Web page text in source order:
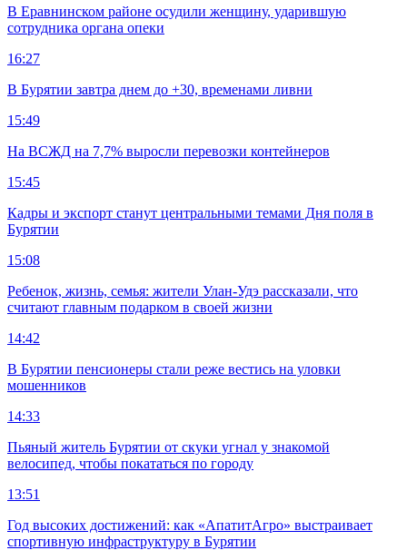
В Еравнинском районе осудили женщину, ударившую
сотрудника органа опеки
16:27
В Бурятии завтра днем до +30, временами ливни
15:49
На ВСЖД на 7,7% выросли перевозки контейнеров
15:45
Кадры и экспорт станут центральными темами Дня поля в
Бурятии
15:08
Ребенок, жизнь, семья: жители Улан-Удэ рассказали, что
считают главным подарком в своей жизни
14:42
В Бурятии пенсионеры стали реже вестись на уловки
мошенников
14:33
Пьяный житель Бурятии от скуки угнал у знакомой
велосипед, чтобы покататься по городу
13:51
Год высоких достижений: как «АпатитАгро» выстраивает
спортивную инфраструктуру в Бурятии